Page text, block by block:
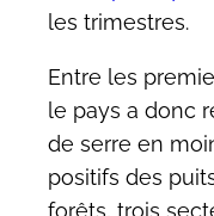
les trimestres.
Entre les
le pays a donc
de serre en
positifs des
forêts, trois